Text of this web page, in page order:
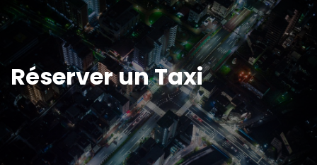
Réserver un Taxi